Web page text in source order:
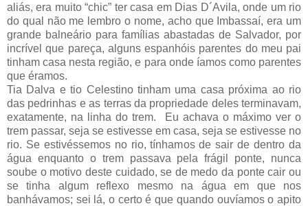
aliás, era muito “chic” ter casa em Dias D´Avila, onde um rio
do qual não me lembro o nome, acho que Imbassaí, era um
grande balneário para famílias abastadas de Salvador, por
incrível que pareça, alguns espanhóis parentes do meu pai
tinham casa nesta região, e para onde íamos como parentes
que éramos.
Tia Dalva e tio Celestino tinham uma casa próxima ao rio
das pedrinhas e as terras da propriedade deles terminavam,
exatamente, na linha do trem. Eu achava o máximo ver o
trem passar, seja se estivesse em casa, seja se estivesse no
rio. Se estivéssemos no rio, tínhamos de sair de dentro da
água enquanto o trem passava pela frágil ponte, nunca
soube o motivo deste cuidado, se de medo da ponte cair ou
se tinha algum reflexo mesmo na água em que nos
banhávamos; sei lá, o certo é que quando ouvíamos o apito